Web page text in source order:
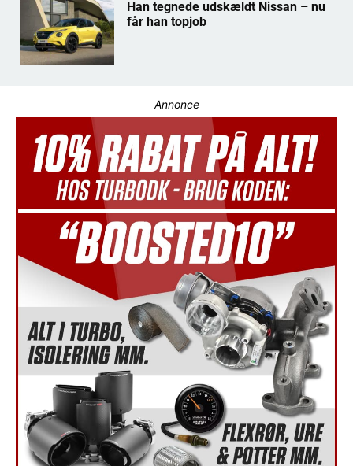
Han tegnede udskældt Nissan – nu
får han topjob
Annonce